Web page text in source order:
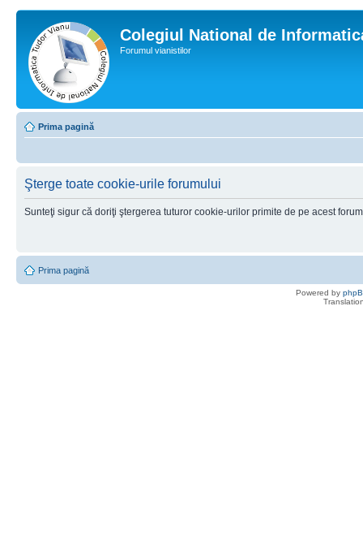
Colegiul National de
Forumul vianistilor
Prima pagină
Şterge toate cookie-urile forumului
Sunteţi sigur că doriţi ştergerea tuturor cookie-urilor primite de pe acest
Prima pagină
Powered by